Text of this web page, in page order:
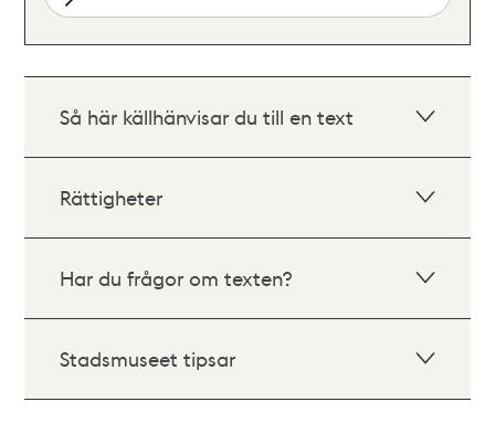
Så här källhänvisar du till en text
Rättigheter
Har du frågor om texten?
Stadsmuseet tipsar